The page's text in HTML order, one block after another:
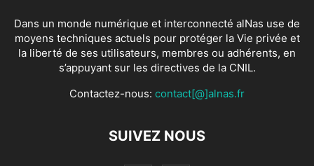
Dans un monde numérique et interconnecté alNas use de
moyens techniques actuels pour protéger la Vie privée et
la liberté de ses utilisateurs, membres ou adhérents, en
s’appuyant sur les directives de la CNIL.
Contactez-nous: contact[@]alnas.fr
SUIVEZ NOUS